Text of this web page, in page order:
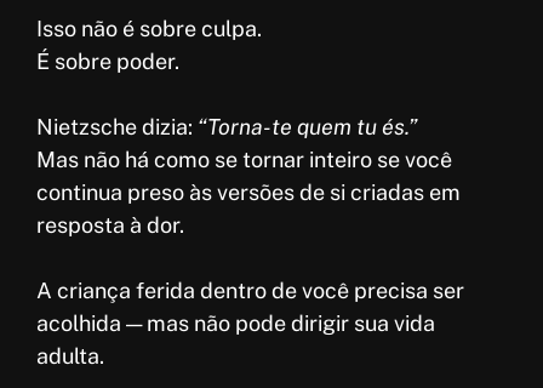
Isso não é sobre culpa.
É sobre poder.
Nietzsche dizia: “Torna-te quem tu és.”
Mas não há como se tornar inteiro se você
continua preso às versões de si criadas em
resposta à dor.
A criança ferida dentro de você precisa ser
acolhida — mas não pode dirigir sua vida
adulta.